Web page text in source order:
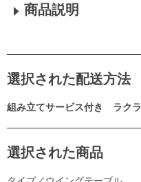
商品説明
選択された配送方法
組み立てサービス付き ラク
選択された商品